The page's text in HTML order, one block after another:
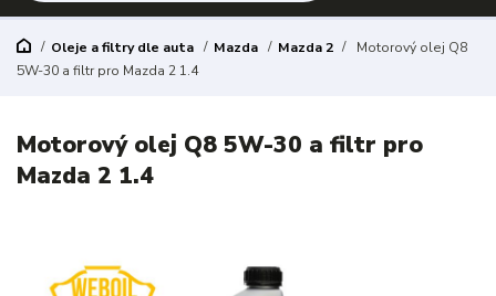
Oleje a filtry dle auta Mazda Mazda 2
Motorový olej Q8
5W-30 a filtr pro Mazda 2 1.4
Motorový olej Q8 5W-30 a filtr pro
Mazda 2 1.4